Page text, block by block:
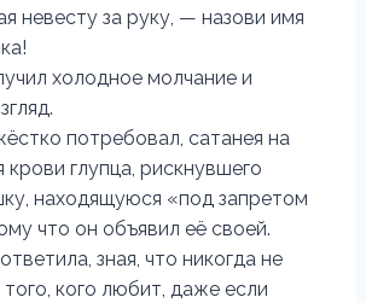
невесту за руку, — назови имя
холодное молчание и
потребовал, сатанея на
крови глупца, рискнувшего
находящуюся «под запретом
что он объявил её своей.
зная, что никогда не
кого любит, даже если